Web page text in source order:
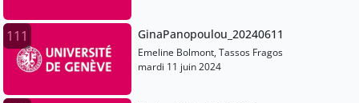
111 GinaPanopoulou_20240611
Emeline Bolmont, Tassos Fragos
mardi 11 juin 2024